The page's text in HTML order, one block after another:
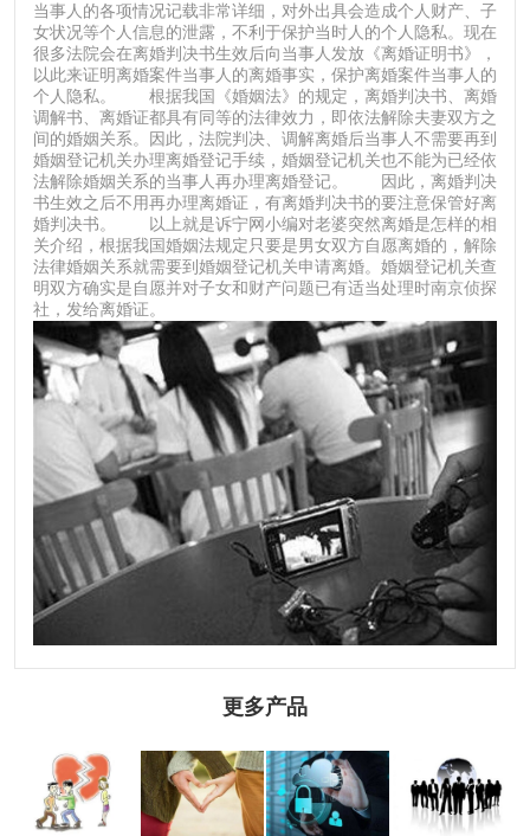
当事人的各项情况记载非常详细，对外出具会造成个人财产、子
女状况等个人信息的泄露，不利于保护当时人的个人隐私。现在
很多法院会在离婚判决书生效后向当事人发放《离婚证明书》，
以此来证明离婚案件当事人的离婚事实，保护离婚案件当事人的
个人隐私。 根据我国《婚姻法》的规定，离婚判决书、离婚
调解书、离婚证都具有同等的法律效力，即依法解除夫妻双方之
间的婚姻关系。因此，法院判决、调解离婚后当事人不需要再到
婚姻登记机关办理离婚登记手续，婚姻登记机关也不能为已经依
法解除婚姻关系的当事人再办理离婚登记。 因此，离婚判决
书生效之后不用再办理离婚证，有离婚判决书的要注意保管好离
婚判决书。 以上就是诉宁网小编对老婆突然离婚是怎样的相
关介绍，根据我国婚姻法规定只要是男女双方自愿离婚的，解除
法律婚姻关系就需要到婚姻登记机关申请离婚。婚姻登记机关查
明双方确实是自愿并对子女和财产问题已有适当处理时南京侦探
社，发给离婚证。
更多产品
南京侦探：有小
孩了离婚怎么办-
怀孕了想离婚要
怎样才行
家庭暴力离婚孩
子归谁
离婚协议书签字
后多久失效